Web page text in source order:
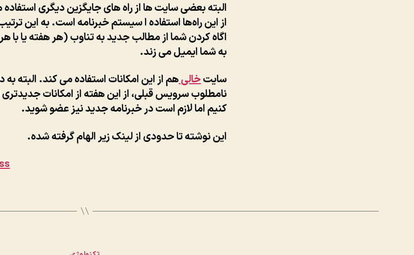
البته بعضی سایت ها از راه های جایگزین دیگری
از این راه‌ها استفاده ا سیستم خبرنامه است. به این
اگاه کردن شما از مطالب جدید به تناوب (هر هفته یا با
به شما ایمیل می زند.
سایتخالیهم از این امکانات استفاده می کند. البته
نامطلوب سرویس قبلی، از این هفته از امکانات
کنیم اما لازم است در خبرنامه جدید نیز عضو شوید.
این نوشته تا حدودی از لینک زیر الهام گرفته شده.
دسته‌ها